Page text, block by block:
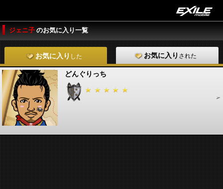
ジェニ子 のお気に入り一覧
お気に入り した お気に入り された
どんぐりっち